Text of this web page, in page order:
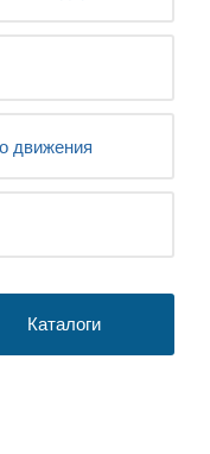
движения
Каталоги